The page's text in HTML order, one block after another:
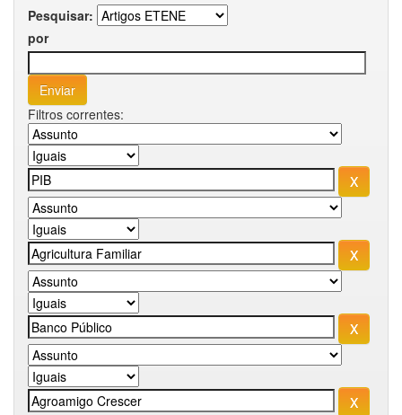
Pesquisar:
por
Filtros correntes: